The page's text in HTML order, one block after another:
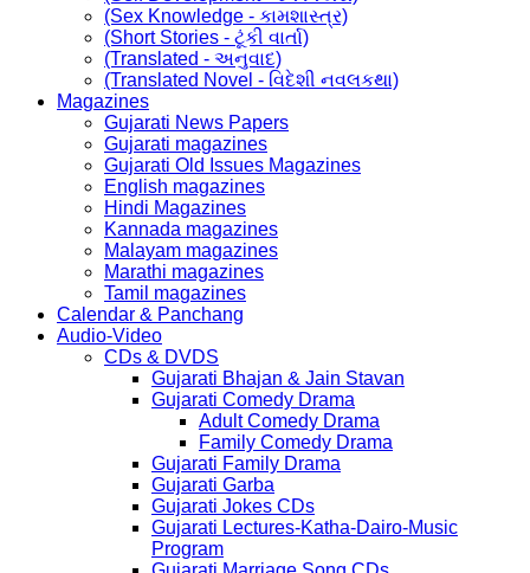
(Sex Knowledge - કામશાસ્ત્ર)
(Short Stories - ટૂંકી વાર્તા)
(Translated - અનુવાદ)
(Translated Novel - વિદેશી નવલકથા)
Magazines
Gujarati News Papers
Gujarati magazines
Gujarati Old Issues Magazines
English magazines
Hindi Magazines
Kannada magazines
Malayam magazines
Marathi magazines
Tamil magazines
Calendar & Panchang
Audio-Video
CDs & DVDS
Gujarati Bhajan & Jain Stavan
Gujarati Comedy Drama
Adult Comedy Drama
Family Comedy Drama
Gujarati Family Drama
Gujarati Garba
Gujarati Jokes CDs
Gujarati Lectures-Katha-Dairo-Music
Program